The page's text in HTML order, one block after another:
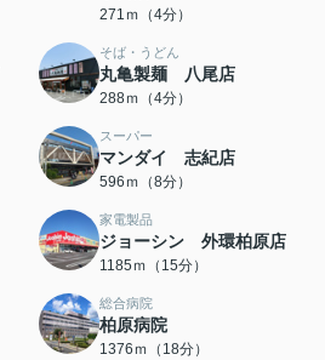
271ｍ（4分）
そば・うどん
丸亀製麺 八尾店
288ｍ（4分）
スーパー
マンダイ 志紀店
596ｍ（8分）
家電製品
ジョーシン 外環柏原店
1185ｍ（15分）
総合病院
柏原病院
1376ｍ（18分）